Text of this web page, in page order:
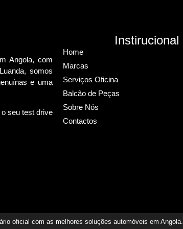
Angola, com
somos
e uma
seu test drive
Instirucional
Home
Marcas
Serviços Oficina
Balcão de Peças
Sobre Nós
Contactos
oficial com as melhores soluções automóveis em Angola.